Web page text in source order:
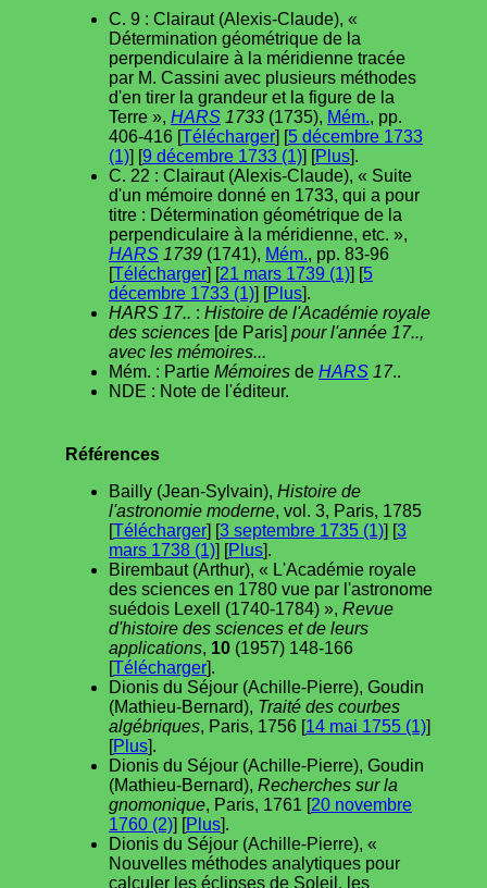
C. 9 : Clairaut (Alexis-Claude), «
Détermination géométrique de la
perpendiculaire à la méridienne tracée
par M. Cassini avec plusieurs méthodes
d'en tirer la grandeur et la figure de la
Terre », HARS 1733 (1735), Mém., pp.
406-416 [Télécharger] [5 décembre 1733
(1)] [9 décembre 1733 (1)] [Plus].
C. 22 : Clairaut (Alexis-Claude), « Suite
d'un mémoire donné en 1733, qui a pour
titre : Détermination géométrique de la
perpendiculaire à la méridienne, etc. »,
HARS 1739 (1741), Mém., pp. 83-96
[Télécharger] [21 mars 1739 (1)] [5
décembre 1733 (1)] [Plus].
HARS 17.. : Histoire de l'Académie royale
des sciences [de Paris] pour l'année 17..,
avec les mémoires...
Mém. : Partie Mémoires de HARS 17..
NDE : Note de l'éditeur.
Références
Bailly (Jean-Sylvain), Histoire de
l'astronomie moderne, vol. 3, Paris, 1785
[Télécharger] [3 septembre 1735 (1)] [3
mars 1738 (1)] [Plus].
Birembaut (Arthur), « L'Académie royale
des sciences en 1780 vue par l'astronome
suédois Lexell (1740-1784) », Revue
d'histoire des sciences et de leurs
applications, 10 (1957) 148-166
[Télécharger].
Dionis du Séjour (Achille-Pierre), Goudin
(Mathieu-Bernard), Traité des courbes
algébriques, Paris, 1756 [14 mai 1755 (1)]
[Plus].
Dionis du Séjour (Achille-Pierre), Goudin
(Mathieu-Bernard), Recherches sur la
gnomonique, Paris, 1761 [20 novembre
1760 (2)] [Plus].
Dionis du Séjour (Achille-Pierre), «
Nouvelles méthodes analytiques pour
calculer les éclipses de Soleil, les